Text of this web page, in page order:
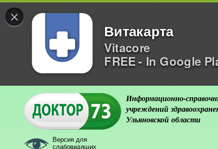
×
Витакарта
Vitacore
FREE - In Google
Версия для
слабовидящих
Информационно-
учреждений
Ульяновской области